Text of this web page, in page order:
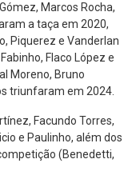
Marcos Rocha,
a taça em 2020,
Piquerez e Vanderlan
Flaco López e
Moreno, Bruno
triunfaram em 2024.
Facundo Torres,
e Paulinho, além dos
(Benedetti,